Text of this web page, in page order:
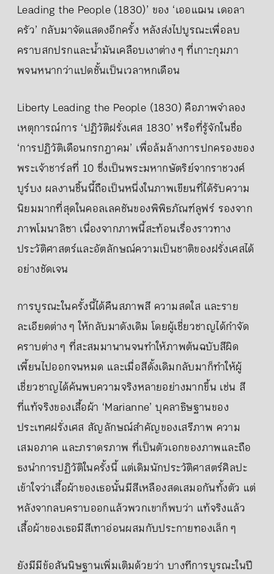
Leading the People (1830)’ ของ ‘เออแฌน เดอลา
ครัว’ กลับมาจัดแสดงอีกครั้ง หลังส่งไปบูรณะเพื่อลบ
คราบสกปรกและน้ำมันเคลือบเงาต่าง ๆ ที่เกาะกุมภา
พจนหนากว่าแปดชั้นเป็นเวลาหกเดือน
Liberty Leading the People (1830) คือภาพจำลอง
เหตุการณ์การ ‘ปฏิวัติฝรั่งเศส 1830’ หรือที่รู้จักในชื่อ
‘การปฏิวัติเดือนกรกฎาคม’ เพื่อล้มล้างการปกครองของ
พระเจ้าชาร์ลที่ 10 ซึ่งเป็นพระมหากษัตริย์จากราชวงศ์
บูร์บง ผลงานชิ้นนี้ถือเป็นหนึ่งในภาพเขียนที่ได้รับความ
นิยมมากที่สุดในคอลเลคชันของพิพิธภัณฑ์ลูฟร์ รองจาก
ภาพโมนาลิซา เนื่องจากภาพนี้สะท้อนเรื่องราวทาง
ประวัติศาสตร์และอัตลักษณ์ความเป็นชาติของฝรั่งเศสได้
อย่างชัดเจน
การบูรณะในครั้งนี้ได้คืนสภาพสี ความสดใส และราย
ละเอียดต่าง ๆ ให้กลับมาดังเดิม โดยผู้เชี่ยวชาญได้กำจัด
คราบต่าง ๆ ที่สะสมมานานจนทำให้ภาพต้นฉบับสีผิด
เพี้ยนไปออกจนหมด และเมื่อสีดั้งเดิมกลับมาก็ทำให้ผู้
เชี่ยวชาญได้ค้นพบความจริงหลายอย่างมากขึ้น เช่น สี
ที่แท้จริงของเสื้อผ้า ‘Marianne’ บุคลาธิษฐานของ
ประเทศฝรั่งเศส สัญลักษณ์สำคัญของเสรีภาพ ความ
เสมอภาค และภราดรภาพ ที่เป็นตัวเอกของภาพและถือ
ธงนำการปฏิวัติในครั้งนี้ แต่เดิมนักประวัติศาสตร์ศิลปะ
เข้าใจว่าเสื้อผ้าของเธอนั้นมีสีเหลืองสดเสมอกันทั้งตัว แต่
หลังจากลบคราบออกแล้วพวกเขาก็พบว่า แท้จริงแล้ว
เสื้อผ้าของเธอมีสีเทาอ่อนผสมกับประกายทองเล็ก ๆ
ยังมีมีข้อสันนิษฐานเพิ่มเติมด้วยว่า บางทีการบูรณะในปี